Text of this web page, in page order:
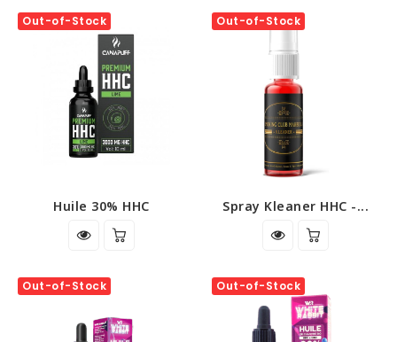
Out-of-Stock
Huile 30% HHC
Out-of-Stock
Spray Kleaner HHC -...
Out-of-Stock Out-of-Stock